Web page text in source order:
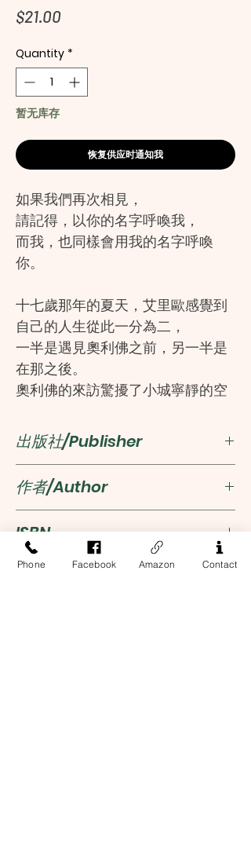
$21.00Price
Quantity *
暂无库存
恢复供应时通知我
如果我們再次相見，
請記得，以你的名字呼喚我，
而我，也同樣會用我的名字呼喚
你。
十七歲那年的夏天，艾里歐感覺到
自己的人生從此一分為二，
一半是遇見奧利佛之前，另一半是
在那之後。
奧利佛的來訪驚擾了小城寧靜的空
他讓午後暖風更加騷動，讓每一次
沉默都成為試探。
隔鄰的房間、曖昧的池畔、夜半的
足音、走廊上相互追逐的眼神，
艾里歐常想，如果沒有那些刻骨銘
心的夜晚，他會不會朝生命的另一
條路走去？
出版社/Publisher
麥田
作者/Author
ISBN
Phone Facebook Amazon Contact